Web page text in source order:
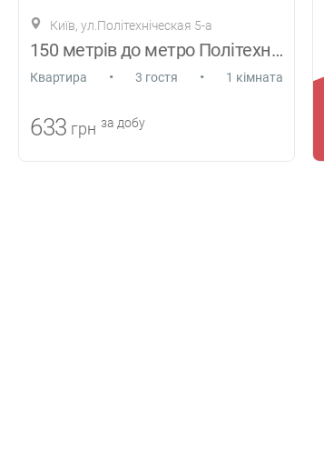
Київ, ул.Політехніческая 5-а
150 метрів до метро Політехнічний інст
Квартира • 3 гостя • 1 кімната
633 грн за добу